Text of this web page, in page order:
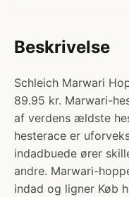
Beskrivelse
Schleich Marwari
89.95 kr. Marwari-
af verdens ældste
hesterace er
indadbuede ører
andre. Marwari-
indad og ligner Køb